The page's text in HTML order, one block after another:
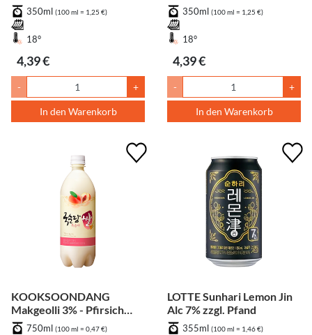
350ml (100 ml = 1,25 €)
18°
4,39 €
- +
In den Warenkorb
350ml (100 ml = 1,25 €)
18°
4,39 €
- +
In den Warenkorb
KOOKSOONDANG
Makgeolli 3% - Pfirsich
zzgl. Pfand
750ml (100 ml = 0,47 €)
LOTTE Sunhari Lemon Jin
Alc 7% zzgl. Pfand
355ml (100 ml = 1,46 €)